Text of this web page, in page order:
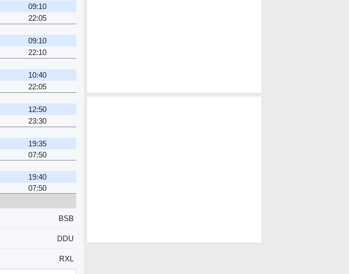
09:10
22:05
09:10
22:10
10:40
22:05
12:50
23:30
19:35
07:50
19:40
07:50
BSB
DDU
RXL